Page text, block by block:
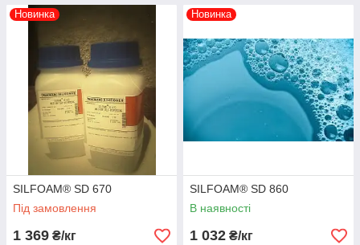
Новинка
SILFOAM® SD 670
Під замовлення
1 369 ₴/кг
Новинка
SILFOAM® SD 860
В наявності
1 032 ₴/кг